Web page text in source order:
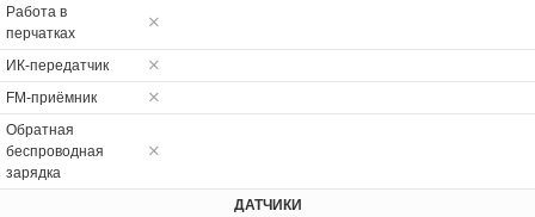
Работа в
перчатках
ИК-передатчик
FM-приёмник
Обратная
беспроводная
зарядка
ДАТЧИКИ